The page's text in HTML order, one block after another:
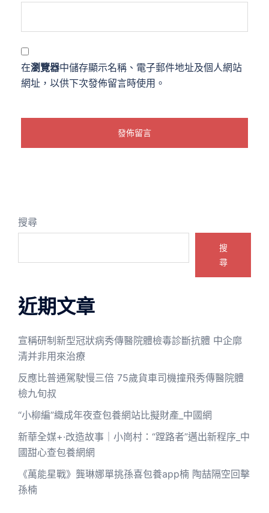
在瀏覽器中儲存顯示名稱、電子郵件地址及個人網站
網址，以供下次發佈留言時使用。
搜尋
搜
尋
近期文章
宣稱研制新型冠狀病秀傳醫院體檢毒診斷抗體 中企廓
清并非用來治療
反應比普通駕駛慢三倍 75歲貨車司機撞飛秀傳醫院體
檢九旬叔
“小柳編”織成年夜查包養網站比擬財產_中國網
新華全媒+·改造故事｜小崗村：“蹚路者”邁出新程序_中
國甜心查包養網網
《萬能星戰》龔琳娜單挑孫喜包養app楠 陶喆隔空回擊
孫楠